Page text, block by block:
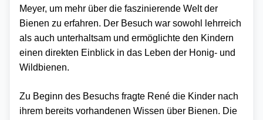
Meyer, um mehr über die faszinierende Welt der
Bienen zu erfahren. Der Besuch war sowohl lehrreich
als auch unterhaltsam und ermöglichte den Kindern
einen direkten Einblick in das Leben der Honig- und
Wildbienen.
Zu Beginn des Besuchs fragte René die Kinder nach
ihrem bereits vorhandenen Wissen über Bienen. Die